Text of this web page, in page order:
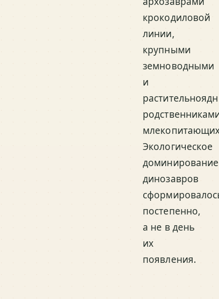
крокодиловой
линии,
крупными
земноводными
и
Экологическое
доминирование
динозавров
постепенно,
а не в день
их
появления.